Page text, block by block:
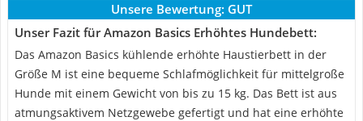
Unsere Bewertung: GUT
Unser Fazit für Amazon Basics Erhöhtes Hundebett:
Das Amazon Basics kühlende erhöhte Haustierbett in der
Größe M ist eine bequeme Schlafmöglichkeit für mittelgroße
Hunde mit einem Gewicht von bis zu 15 kg. Das Bett ist aus
atmungsaktivem Netzgewebe gefertigt und hat eine erhöhte